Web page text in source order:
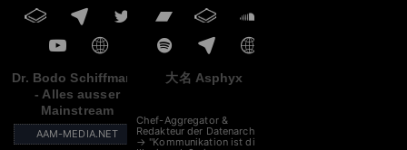
Dr. Bodo Schiffmann
- Alles ausser
Mainstream
AAM-MEDIA.NET
大名 Asphyx
Chef-Aggregator &
Redakteur der Datenarche
→ "Kommunikation ist die